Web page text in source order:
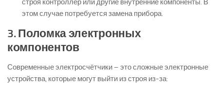
строя контроллер или другие внутренние компоненты. В
этом случае потребуется замена прибора.
3. Поломка электронных
компонентов
Современные электросчётчики – это сложные электронные
устройства, которые могут выйти из строя из-за: